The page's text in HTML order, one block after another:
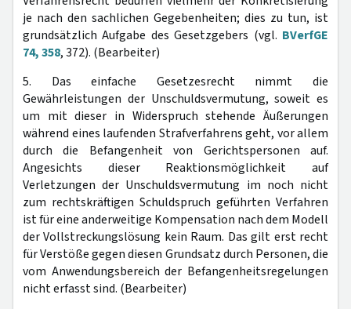
je nach den sachlichen Gegebenheiten; dies zu tun, ist
grundsätzlich Aufgabe des Gesetzgebers (vgl. BVerfGE
74, 358, 372). (Bearbeiter)
5. Das einfache Gesetzesrecht nimmt die
Gewährleistungen der Unschuldsvermutung, soweit es
um mit dieser in Widerspruch stehende Äußerungen
während eines laufenden Strafverfahrens geht, vor allem
durch die Befangenheit von Gerichtspersonen auf.
Angesichts dieser Reaktionsmöglichkeit auf
Verletzungen der Unschuldsvermutung im noch nicht
zum rechtskräftigen Schuldspruch geführten Verfahren
ist für eine anderweitige Kompensation nach dem Modell
der Vollstreckungslösung kein Raum. Das gilt erst recht
für Verstöße gegen diesen Grundsatz durch Personen, die
vom Anwendungsbereich der Befangenheitsregelungen
nicht erfasst sind. (Bearbeiter)